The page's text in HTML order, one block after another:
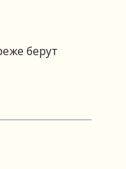
берут